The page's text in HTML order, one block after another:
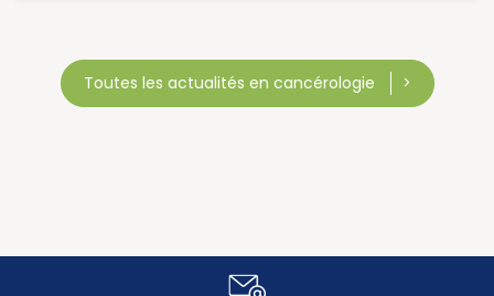
Toutes les actualités en cancérologie